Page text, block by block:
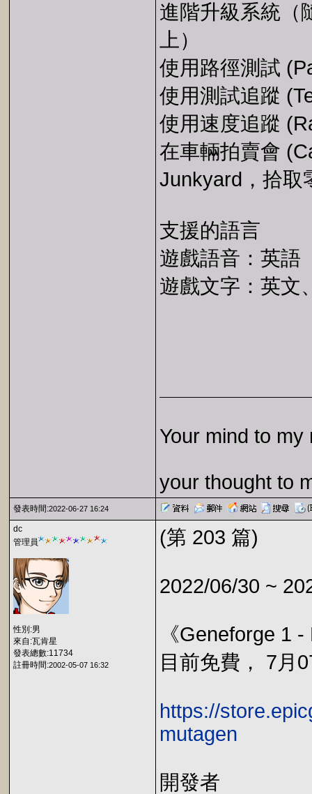
進階升級系統（
上）
使用路徑測試
使用測試追蹤
使用速度追蹤
在車輛拍賣會
Junkyard，拾取
支援的語言
遊戲語音：英語
遊戲文字：英文
Your mind to my
your thought to
發表時間:2022-06-27 16:24
dc
管理員
性別:男
來自:瓦肯星
發表總數:11734
註冊時間:2002-05-07 16:32
(第 203 篇)
2022/06/30 ~
《Geneforge 1
目前免費， 7月
https://
mutagen
開發者